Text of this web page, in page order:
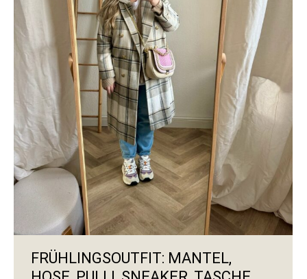
FRÜHLINGSOUTFIT: MANTEL,